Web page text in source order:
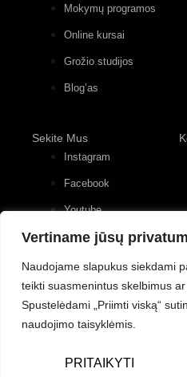
Vertiname jūsų
Naudojame slapukus siekdami
teikti suasmenintus skelbimus
Spustelėdami „Priimti viską“
naudojimo taisyklėmis.
PRITAIKYTI
Mokymų programos
Online kursai
Grožio studijos
Blog’as
Sekite Mus
Instagram
Facebook
Youtube
© UAB Žavingas Žvilgsnis/